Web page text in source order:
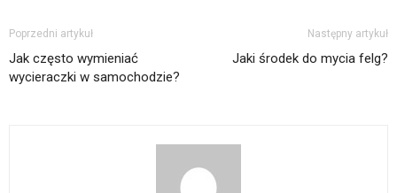
Poprzedni artykuł
Jak często wymieniać
wycieraczki w samochodzie?
Następny artykuł
Jaki środek do mycia felg?